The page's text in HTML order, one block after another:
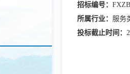
招标编号：
所属行业： 服务
投标截止时间：